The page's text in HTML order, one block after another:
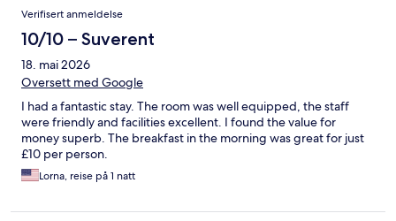
Verifisert anmeldelse
10/10 – Suverent
18. mai 2026
Oversett med Google
I had a fantastic stay. The room was well equipped, the staff
were friendly and facilities excellent. I found the value for
money superb. The breakfast in the morning was great for just
£10 per person.
Lorna, reise på 1 natt